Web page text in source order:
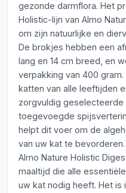
gezonde darmflora. Het
Holistic-lijn van Almo
om zijn natuurlijke en
De brokjes hebben een
lang en 14 cm breed, en
verpakking van 400
katten van alle leeftijden
zorgvuldig geselecteerde
toegevoegde
helpt dit voer om de
van uw kat te bevorderen.
Almo Nature Holistic
maaltijd die alle
uw kat nodig heeft. Het is